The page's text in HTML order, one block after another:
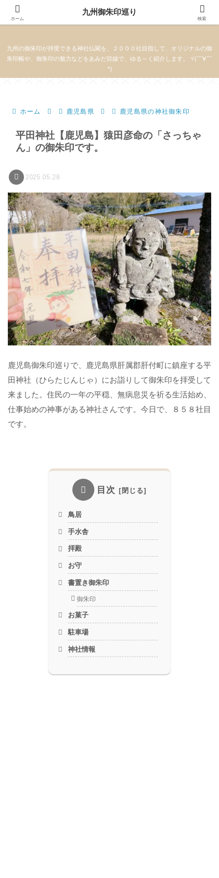
九州御朱印巡り
九州の御朱印が拝受できる神社仏閣を、２０００社目指して、オリジナルの御
朱印帳や、御朱印の魅力などをあみだ目線で、ゆる～く紹介します。ヾ(￣∀￣
*)
ホーム 鹿児島県 鹿児島県の神社御朱印
平田神社【鹿児島】猿田彦命の「さっちゃ
ん」の御朱印です。
2025.05.28
鹿児島御朱印巡りで、鹿児島県肝属郡肝付町に鎮座する平
田神社（ひらたじんじゃ）にお詣りして御朱印を拝受して
来ました。住民の一年の平穏、無病息災を祈る生活始め、
仕事始めの神事がある神社さんです。今日で、８５８社目
です。
目次
鳥居
手水舎
拝殿
お守
書置き御朱印
御朱印
お菓子
駐車場
神社情報
ホーム
九州御朱印巡り
検索